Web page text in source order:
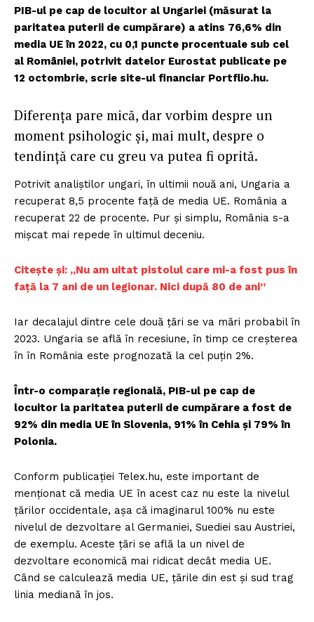
PIB-ul pe cap de locuitor al Ungariei (măsurat la
paritatea puterii de cumpărare) a atins 76,6% din
media UE în 2022, cu 0,1 puncte procentuale sub cel
al României, potrivit datelor Eurostat publicate pe
12 octombrie, scrie site-ul financiar Portflio.hu.
Diferența pare mică, dar vorbim despre un
moment psihologic și, mai mult, despre o
tendință care cu greu va putea fi oprită.
Potrivit analiștilor ungari, în ultimii nouă ani, Ungaria a
recuperat 8,5 procente față de media UE. România a
recuperat 22 de procente. Pur și simplu, România s-a
mișcat mai repede în ultimul deceniu.
Citește și: „Nu am uitat pistolul care mi-a fost pus în
față la 7 ani de un legionar. Nici după 80 de ani”
Iar decalajul dintre cele două țări se va mări probabil în
2023. Ungaria se află în recesiune, în timp ce creșterea
în în România este prognozată la cel puțin 2%.
Într-o comparație regională, PIB-ul pe cap de
locuitor la paritatea puterii de cumpărare a fost de
92% din media UE în Slovenia, 91% în Cehia și 79% în
Polonia.
Conform publicației Telex.hu, este important de
menționat că media UE în acest caz nu este la nivelul
țărilor occidentale, așa că imaginarul 100% nu este
nivelul de dezvoltare al Germaniei, Suediei sau Austriei,
de exemplu. Aceste țări se află la un nivel de
dezvoltare economică mai ridicat decât media UE.
Când se calculează media UE, țările din est și sud trag
linia mediană în jos.